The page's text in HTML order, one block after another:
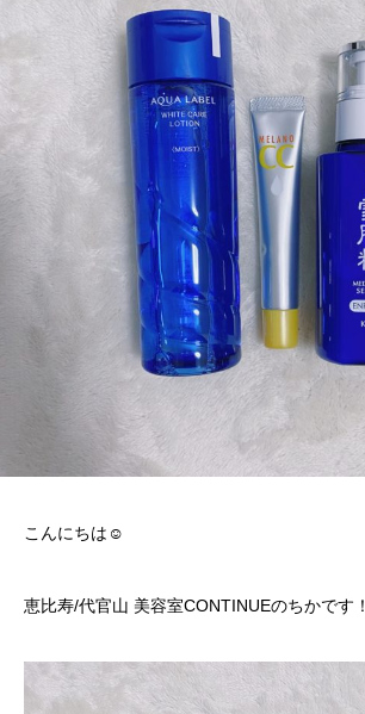
こんにちは☺︎
恵比寿/代官山 美容室CONTINUEのちかです！